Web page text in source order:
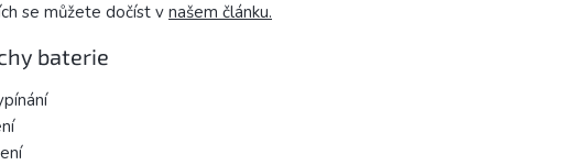
se můžete dočíst v našem článku.
baterie